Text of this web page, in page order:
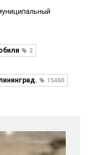
2
15460